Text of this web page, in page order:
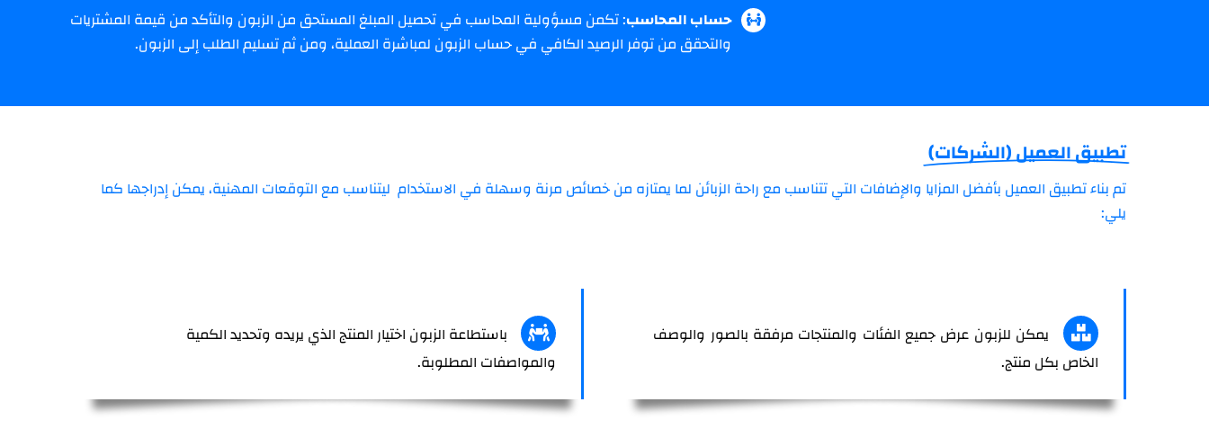
حساب المحاسب: تكمن مسؤولية المحاسب في تحصيل المبلغ المستحق من الزبون والتأكد من قيمة المشتريات
والتحقق من توفر الرصيد الكافي في حساب الزبون لمباشرة العملية، ومن ثم تسليم الطلب إلى الزبون.
تطبيق العميل (الشركات)
تم بناء تطبيق العميل بأفضل المزايا والإضافات التي تتناسب مع راحة الزبائن لما يمتازه من خصائص مرنة وسهلة في الاستخدام ليتناسب مع التوقعات المهنية، يمكن إدراجها كما
يلي:
يمكن للزبون عرض جميع الفئات والمنتجات مرفقة بالصور والوصف
الخاص بكل منتج.
باستطاعة الزبون اختيار المنتج الذي يريده وتحديد الكمية
والمواصفات المطلوبة.